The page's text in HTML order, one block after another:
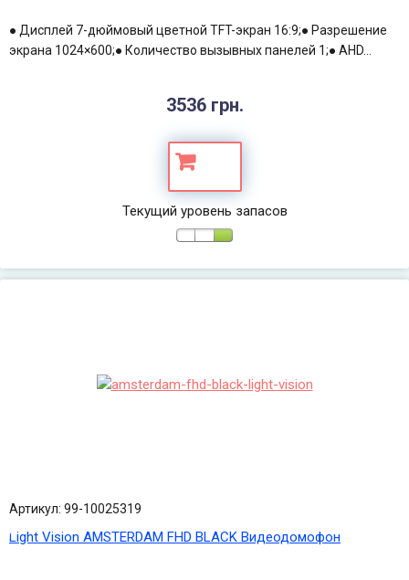
● Дисплей 7-дюймовый цветной TFT-экран 16:9;● Разрешение
экрана 1024×600;● Количество вызывных панелей 1;● AHD...
3536 грн.
Текущий уровень запасов
Артикул: 99-10025319
Light Vision AMSTERDAM FHD BLACK Видеодомофон